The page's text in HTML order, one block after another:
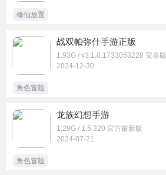
修仙放置
战双帕弥什手游正版
1.93G / v3.1.0.1733053228 安卓版
2024-12-30
角色冒险
龙族幻想手游
1.29G / 1.5.320 官方最新版
2024-07-21
角色冒险